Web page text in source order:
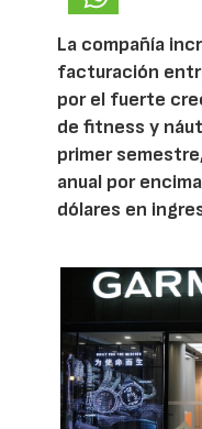
La compañía
facturación
por el fuerte
de fitness y
primer
anual por
dólares en